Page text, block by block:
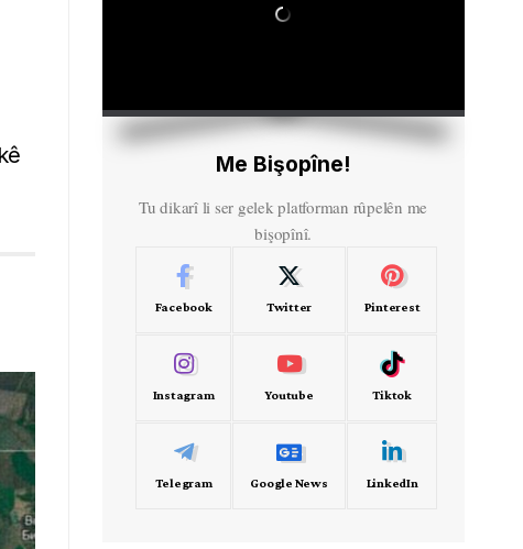
Me Bişopîne!
Tu dikarî li ser gelek platforman rûpelên me
bişopînî.
Facebook Twitter Pinterest
Instagram Youtube Tiktok
Telegram Google News LinkedIn